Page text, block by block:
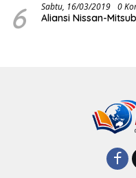
6 Sabtu, 16/03/2019 0
Aliansi Nissan-